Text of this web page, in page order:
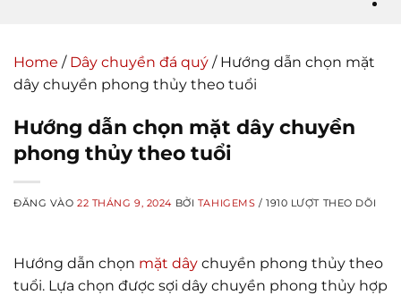
Home / Dây chuyền đá quý / Hướng dẫn chọn mặt
dây chuyền phong thủy theo tuổi
Hướng dẫn chọn mặt dây chuyền
phong thủy theo tuổi
ĐĂNG VÀO22 THÁNG 9, 2024 BỞI TAHIGEMS / 1910 LƯỢT THEO DÕI
Hướng dẫn chọn mặt dây chuyền phong thủy theo
tuổi. Lựa chọn được sợi dây chuyền phong thủy hợp